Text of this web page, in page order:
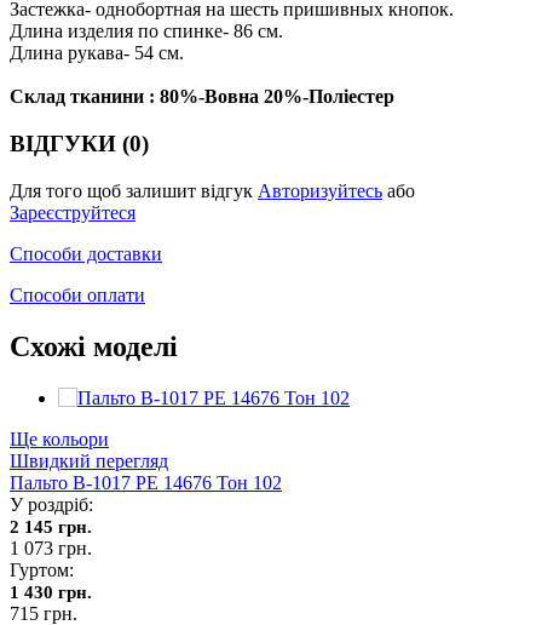
Застежка- однобортная на шесть пришивных кнопок.
Длина изделия по спинке- 86 см.
Длина рукава- 54 см.
Склад тканини : 80%-Вовна 20%-Поліестер
ВІДГУКИ (0)
Для того щоб залишит відгук Авторизуйтесь або
Зареєструйтеся
Способи доставки
Способи оплати
Схожі моделі
Ще кольори
Швидкий перегляд
Пальто В-1017 PE 14676 Тон 102
У роздріб:
2 145 грн.
1 073 грн.
Гуртом:
1 430 грн.
715 грн.